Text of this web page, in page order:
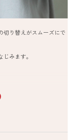
り替えがスムーズにで
みます。